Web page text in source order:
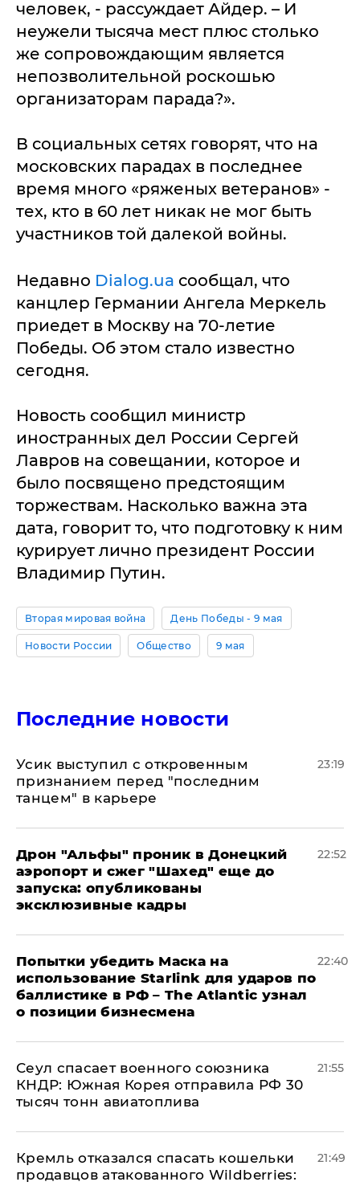
человек, - рассуждает Айдер. – И
неужели тысяча мест плюс столько
же сопровождающим является
непозволительной роскошью
организаторам парада?».
В социальных сетях говорят, что на
московских парадах в последнее
время много «ряженых ветеранов» -
тех, кто в 60 лет никак не мог быть
участников той далекой войны.
Недавно Dialog.ua сообщал, что
канцлер Германии Ангела Меркель
приедет в Москву на 70-летие
Победы. Об этом стало известно
сегодня.
Новость сообщил министр
иностранных дел России Сергей
Лавров на совещании, которое и
было посвящено предстоящим
торжествам. Насколько важна эта
дата, говорит то, что подготовку к ним
курирует лично президент России
Владимир Путин.
Вторая мировая война День Победы - 9 мая
Новости России Общество 9 мая
Последние новости
Усик выступил с откровенным
признанием перед "последним
танцем" в карьере
23:19
Дрон "Альфы" проник в Донецкий
аэропорт и сжег "Шахед" еще до
запуска: опубликованы
эксклюзивные кадры
22:52
Попытки убедить Маска на
использование Starlink для ударов по
баллистике в РФ – The Atlantic узнал
о позиции бизнесмена
22:40
​Сеул спасает военного союзника
КНДР: Южная Корея отправила РФ 30
тысяч тонн авиатоплива
21:55
Кремль отказался спасать кошельки
продавцов атакованного Wildberries:
21:49